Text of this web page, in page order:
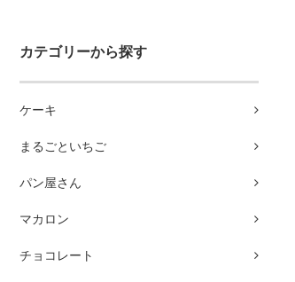
カテゴリーから探す
ケーキ
まるごといちご
パン屋さん
マカロン
チョコレート